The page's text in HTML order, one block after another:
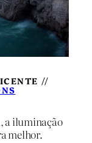
//
a iluminação
melhor.